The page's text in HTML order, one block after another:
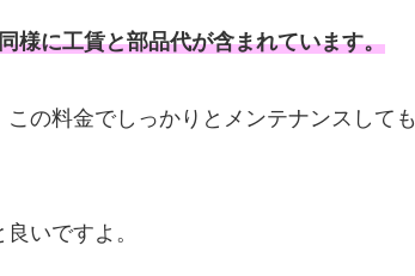
様に工賃と部品代が含まれています。
の料金でしっかりとメンテナンスしても
いですよ。